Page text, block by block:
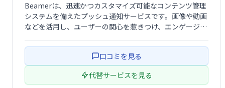
Beamerは、迅速かつカスタマイズ可能なコンテンツ管理
システムを備えたプッシュ通知サービスです。画像や動画
などを活用し、ユーザーの関心を惹きつけ、エンゲージメ
サイトへの呼び戻し、リード獲得、収益向上に貢献しま
す。分析データに基づくフィードバック機 …
口コミを見る
代替サービスを見る